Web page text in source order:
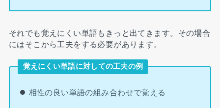
それでも覚えにくい単語もきっと出てきます。その場合
にはそこから工夫をする必要があります。
覚えにくい単語に対しての工夫の例
相性の良い単語の組み合わせで覚える